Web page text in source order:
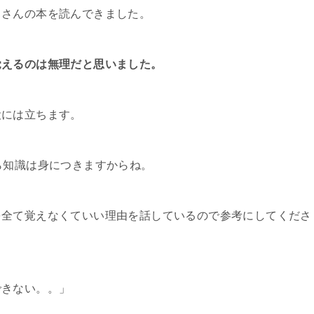
んの本を読んできました。
るのは無理だと思いました。
は立ちます。
識は身につきますからね。
て覚えなくていい理由を話しているので参考にしてくださ
ない。。」